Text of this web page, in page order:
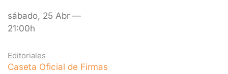
sábado, 25 Abr —
21:00h
Editoriales
Caseta Oficial de Firmas